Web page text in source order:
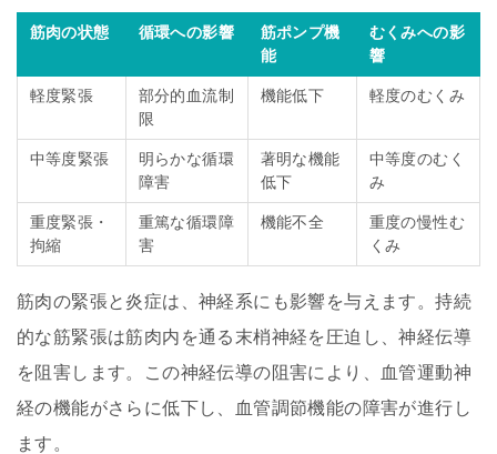
筋肉の状態 循環への影響
筋ポンプ機
能
むくみへの影
響
軽度緊張
部分的血流制
限
機能低下 軽度のむくみ
中等度緊張
明らかな循環
障害
著明な機能
低下
中等度のむく
み
重度緊張・
拘縮
重篤な循環障
害
機能不全
重度の慢性む
くみ
筋肉の緊張と炎症は、神経系にも影響を与えます。持続
的な筋緊張は筋肉内を通る末梢神経を圧迫し、神経伝導
を阻害します。この神経伝導の阻害により、血管運動神
経の機能がさらに低下し、血管調節機能の障害が進行し
ます。